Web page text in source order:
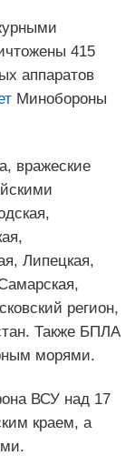
415
аппаратов
Минобороны
вражеские
Липецкая,
регион,
Также БПЛА
морями.
ВСУ над 17
краем, а